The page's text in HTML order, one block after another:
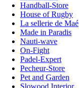
Handball-Store
House of Rugby
La sellerie de Maé
Made in Paradis
Nauti-wave
On-Fight
Padel-Expert
Pecheur-Store
Pet and Garden
Slowood Interior